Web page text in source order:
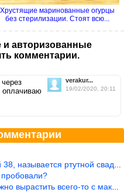
Хрустящие маринованные огурцы
без стерилизации. Стоят всю...
и авторизованные
комментарии.
verakur...
19/02/2020, 20:11
оплачиваю
ртутной свадьбой, гр
всего-то с максимально р